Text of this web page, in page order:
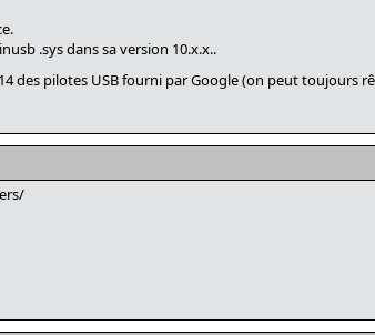
.sys dans sa version 10.x.x..
des pilotes USB fourni par Google (on peut toujours